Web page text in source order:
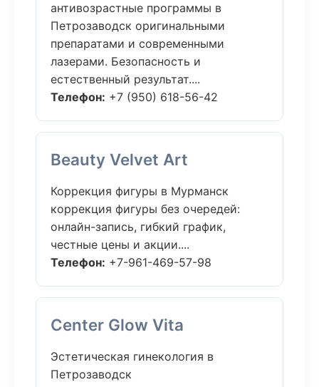
антивозрастные программы в
Петрозаводск оригинальными
препаратами и современными
лазерами. Безопасность и
естественный результат....
Телефон: +7 (950) 618-56-42
Beauty Velvet Art
Коррекция фигуры в Мурманск
коррекция фигуры без очередей:
онлайн-запись, гибкий график,
честные цены и акции....
Телефон: +7-961-469-57-98
Center Glow Vita
Эстетическая гинекология в
Петрозаводск